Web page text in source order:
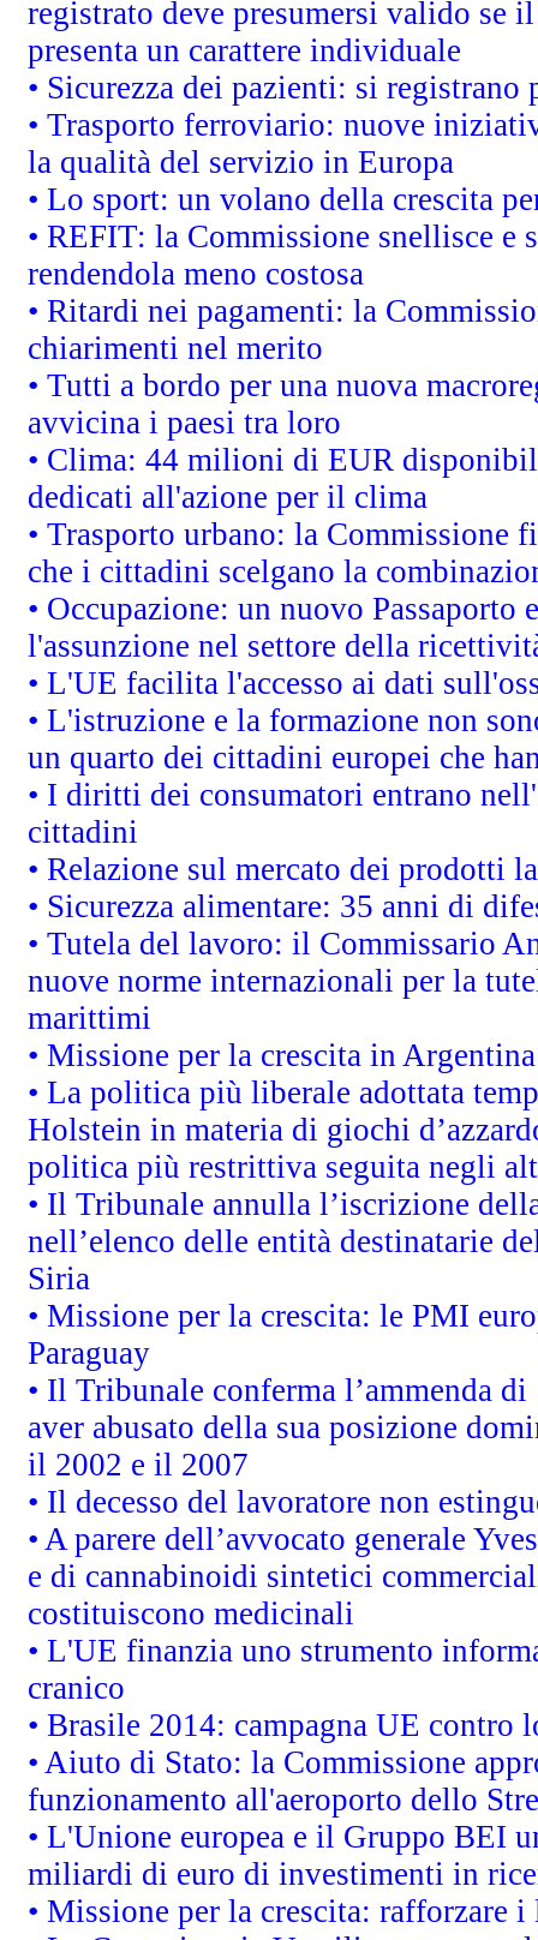
registrato deve presumersi valido se
presenta un carattere individuale
• Sicurezza dei pazienti: si
• Trasporto ferroviario: nuove
la qualità del servizio in Europa
• Lo sport: un volano della crescita
• REFIT: la Commissione snellisce
rendendola meno costosa
• Ritardi nei pagamenti: la
chiarimenti nel merito
• Tutti a bordo per una nuova
avvicina i paesi tra loro
• Clima: 44 milioni di EUR
dedicati all'azione per il clima
• Trasporto urbano: la Commissione
che i cittadini scelgano la
• Occupazione: un nuovo Passaporto
l'assunzione nel settore della
• L'UE facilita l'accesso ai dati
• L'istruzione e la formazione non
un quarto dei cittadini europei che
• I diritti dei consumatori entrano
cittadini
• Relazione sul mercato dei prodotti
• Sicurezza alimentare: 35 anni di
• Tutela del lavoro: il Commissario
nuove norme internazionali per la
marittimi
• Missione per la crescita in
• La politica più liberale adottata
Holstein in materia di giochi
politica più restrittiva seguita negli
• Il Tribunale annulla l’iscrizione
nell’elenco delle entità destinatarie
Siria
• Missione per la crescita: le PMI
Paraguay
• Il Tribunale conferma l’ammenda
aver abusato della sua posizione
il 2002 e il 2007
• Il decesso del lavoratore non
• A parere dell’avvocato generale
e di cannabinoidi sintetici
costituiscono medicinali
• L'UE finanzia uno strumento
cranico
• Brasile 2014: campagna UE contro
• Aiuto di Stato: la Commissione
funzionamento all'aeroporto dello
• L'Unione europea e il Gruppo BEI
miliardi di euro di investimenti in
• Missione per la crescita: rafforzare